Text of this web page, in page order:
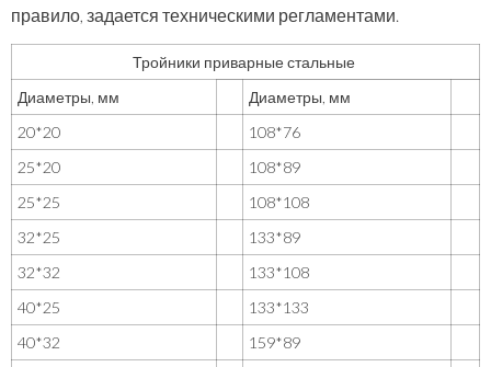
правило, задается техническими регламентами.
Тройники приварные стальные
Диаметры, мм
Диаметры, мм
20*20
108*76
25*20
108*89
25*25
108*108
32*25
133*89
32*32
133*108
40*25
133*133
40*32
159*89